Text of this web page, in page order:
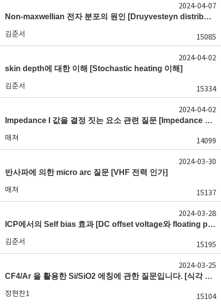
Non-maxwellian 전자 분포의 원인 [Druyvesteyn distribution 이해]
김준서 15085
2024-04-07
skin depth에 대한 이해 [Stochastic heating 이해]
김준서 15334
2024-04-02
Impedance I 값을 결정 짓는 요소 관련 질문 [Impedance matching 이해]
매쳐 14099
2024-04-02
반사파에 의한 micro arc 질문 [VHF 전력 인가]
매쳐 15137
2024-03-30
ICP에서의 Self bias 효과 [DC offset voltage와 floating potential]
김준서 15195
2024-03-28
CF4/Ar 을 활용한 Si/SiO2 에칭에 관한 질문입니다. [식각 교재 참고]
정현찬1 15104
2024-03-25